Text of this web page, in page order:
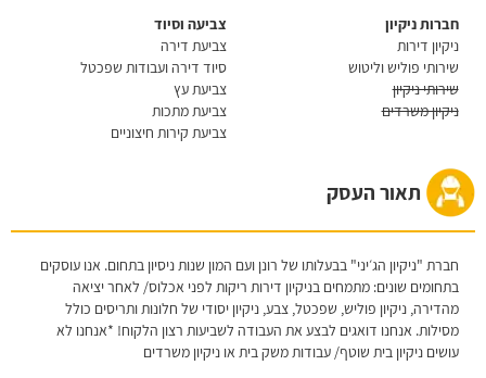
חברות ניקיון
ניקיון דירות
שירותי פוליש וליטוש
שירותי ניקיון
ניקיון משרדים
צביעה וסיוד
צביעת דירה
סיוד דירה ועבודות שפכטל
צביעת עץ
צביעת מתכות
צביעת קירות חיצוניים
תאור העסק
חברת "ניקיון הג׳יני" בבעלותו של רונן ועם המון שנות ניסיון בתחום. אנו עוסקים
בתחומים שונים: מתמחים בניקיון דירות ריקות לפני אכלוס/ לאחר יציאה
מהדירה, ניקיון פוליש, שפכטל, צבע, ניקיון יסודי של חלונות ותריסים כולל
מסילות. אנחנו דואגים לבצע את העבודה לשביעות רצון הלקוח! *אנחנו לא
עושים ניקיון בית שוטף/ עבודות משק בית או ניקיון משרדים